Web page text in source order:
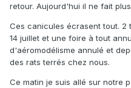
retour. Aujourd'hui il ne fait
Ces canicules écrasent tout.
14 juillet et une foire à tout
d'aéromodélisme annulé et
des rats terrés chez nous.
Ce matin je suis allé sur notre